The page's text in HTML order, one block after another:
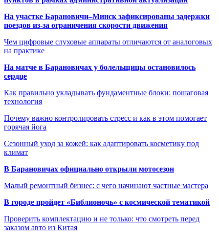
На участке Барановичи–Минск зафиксированы задержки
поездов из-за ограничения скорости движения
Чем цифровые слуховые аппараты отличаются от аналоговых
на практике
На матче в Барановичах у болельщицы остановилось
сердце
Как правильно укладывать фундаментные блоки: пошаговая
технология
Почему важно контролировать стресс и как в этом помогает
горячая йога
Сезонный уход за кожей: как адаптировать косметику под
климат
В Барановичах официально открыли мотосезон
Малый ремонтный бизнес: с чего начинают частные мастера
В городе пройдет «Библионочь» с космической тематикой
Проверить комплектацию и не только: что смотреть перед
заказом авто из Китая